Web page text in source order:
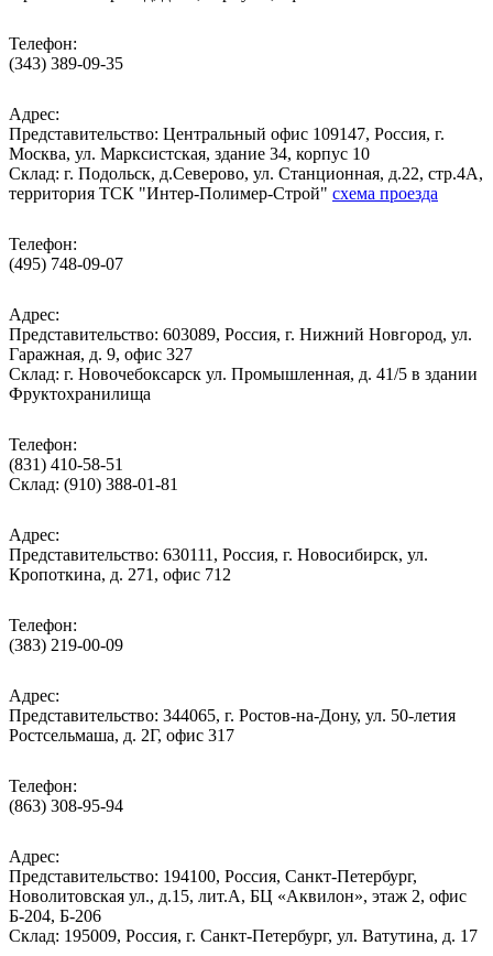
Телефон:
(343) 389-09-35
Адрес:
Представительство: Центральный офис 109147, Россия, г.
Москва, ул. Марксистская, здание 34, корпус 10
Cклад: г. Подольск, д.Северово, ул. Станционная, д.22, стр.4А,
территория ТСК "Интер-Полимер-Строй" схема проезда
Телефон:
(495) 748-09-07
Адрес:
Представительство: 603089, Россия, г. Нижний Новгород, ул.
Гаражная, д. 9, офис 327
Склад: г. Новочебоксарск ул. Промышленная, д. 41/5 в здании
Фруктохранилища
Телефон:
(831) 410-58-51
Склад: (910) 388-01-81
Адрес:
Представительство: 630111, Россия, г. Новосибирск, ул.
Кропоткина, д. 271, офис 712
Телефон:
(383) 219-00-09
Адрес:
Представительство: 344065, г. Ростов-на-Дону, ул. 50-летия
Ростсельмаша, д. 2Г, офис 317
Телефон:
(863) 308-95-94
Адрес:
Представительство: 194100, Россия, Санкт-Петербург,
Новолитовская ул., д.15, лит.А, БЦ «Аквилон», этаж 2, офис
Б-204, Б-206
Склад: 195009, Россия, г. Санкт-Петербург, ул. Ватутина, д. 17